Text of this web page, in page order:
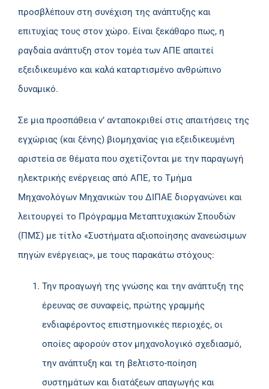
προσβλέπουν στη συνέχιση της ανάπτυξης και
επιτυχίας τους στον χώρο. Είναι ξεκάθαρο πως, η
ραγδαία ανάπτυξη στον τομέα των ΑΠΕ απαιτεί
εξειδικευμένο και καλά καταρτισμένο ανθρώπινο
δυναμικό.
Σε μια προσπάθεια ν’ ανταποκριθεί στις απαιτήσεις της
εγχώριας (και ξένης) βιομηχανίας για εξειδικευμένη
αριστεία σε θέματα που σχετίζονται με την παραγωγή
ηλεκτρικής ενέργειας από ΑΠΕ, το Τμήμα
Μηχανολόγων Μηχανικών του ΔΙΠΑΕ διοργανώνει και
λειτουργεί το Πρόγραμμα Μεταπτυχιακών Σπουδών
(ΠΜΣ) με τίτλο «Συστήματα αξιοποίησης ανανεώσιμων
πηγών ενέργειας», με τους παρακάτω στόχους:
Την προαγωγή της γνώσης και την ανάπτυξη της
έρευνας σε συναφείς, πρώτης γραμμής
ενδιαφέροντος επιστημονικές περιοχές, οι
οποίες αφορούν στον μηχανολογικό σχεδιασμό,
την ανάπτυξη και τη βελτιστο-ποίηση
συστημάτων και διατάξεων απαγωγής και